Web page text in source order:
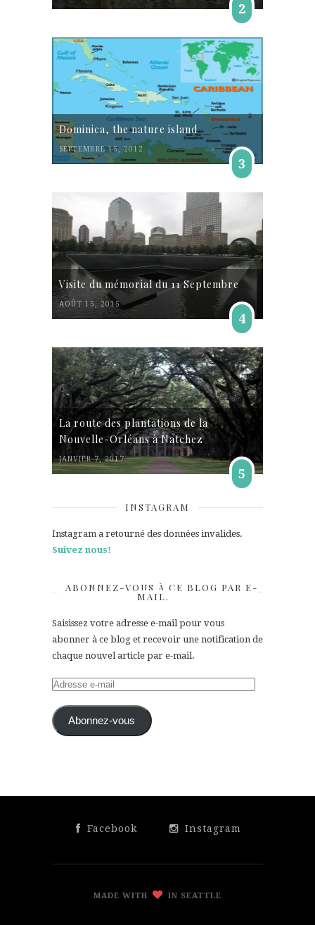
2
Dominica, the nature island
SEPTEMBRE 15, 2012
3
Visite du mémorial du 11 Septembre
AOÛT 15, 2015
4
La route des plantations de la
Nouvelle-Orléans à Natchez
JANVIER 7, 2017
5
INSTAGRAM
Instagram a retourné des données invalides.
Suivez nous!
ABONNEZ-VOUS À CE BLOG PAR E-
MAIL.
Saisissez votre adresse e-mail pour vous
abonner à ce blog et recevoir une notification de
chaque nouvel article par e-mail.
Adresse
mail Abonnez-vous
Facebook Instagram
MADE WITH IN SEATTLE